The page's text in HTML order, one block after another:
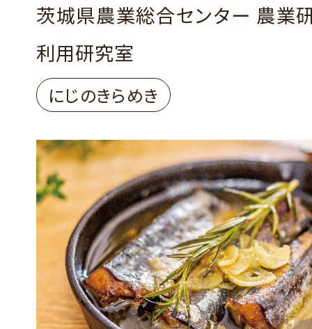
茨城県農業総合センター 農業
利用研究室
にじのきらめき